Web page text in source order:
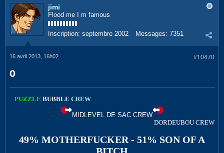
jimi
Flood me I m famous
Inscription: septembre 2002 Messages: 7351
#10470
16 avril 2013, 16h02
O
PUZZLE BUBBLE CREW
MIDLEVEL DE SAC CREW
DORDEUBOU CREW
49% MOTHERFUCKER - 51% SON OF A